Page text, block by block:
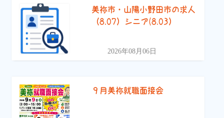
美祢市・山陽小野田市の求人
（8.07）シニア(8.03）
2026年08月06日
９月美祢就職面接会